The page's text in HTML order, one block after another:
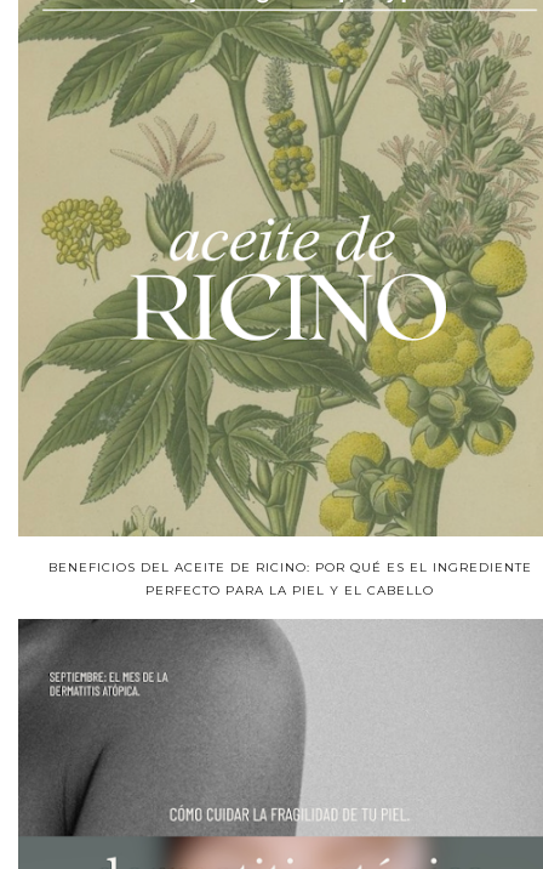
BENEFICIOS DEL ACEITE DE RICINO: POR QUÉ ES EL INGREDIENTE
PERFECTO PARA LA PIEL Y EL CABELLO